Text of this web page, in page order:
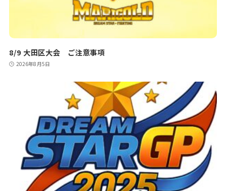
8/9 大田区大会 ご注意事項
2026年8月5日